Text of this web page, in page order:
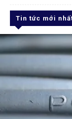
Tin tức mới